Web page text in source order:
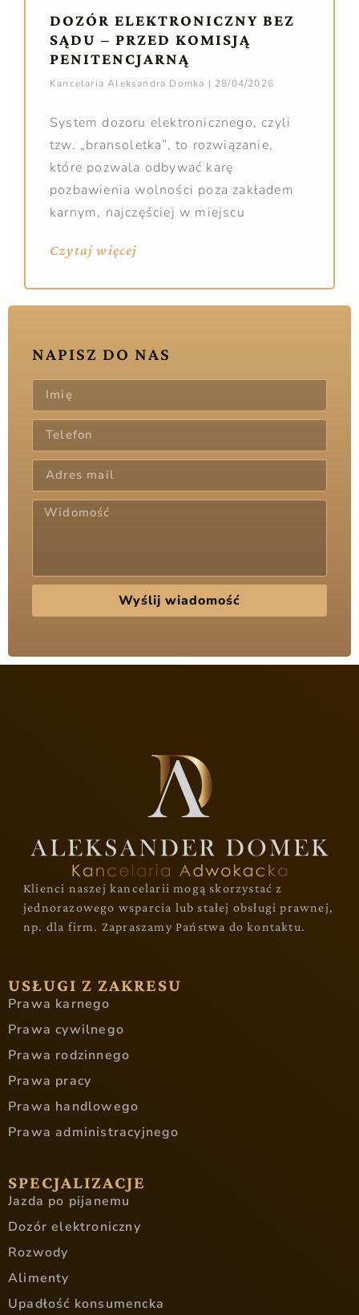
DOZÓR ELEKTRONICZNY BEZ
SĄDU – PRZED KOMISJĄ
PENITENCJARNĄ
Kancelaria Aleksandra Domka 28/04/2026
System dozoru elektronicznego, czyli
tzw. „bransoletka”, to rozwiązanie,
które pozwala odbywać karę
pozbawienia wolności poza zakładem
karnym, najczęściej w miejscu
Czytaj więcej
NAPISZ DO NAS
Wyślij wiadomość
Klienci naszej kancelarii mogą skorzystać z
jednorazowego wsparcia lub stałej obsługi prawnej,
np. dla firm. Zapraszamy Państwa do kontaktu.
USŁUGI Z ZAKRESU
Prawa karnego
Prawa cywilnego
Prawa rodzinnego
Prawa pracy
Prawa handlowego
Prawa administracyjnego
SPECJALIZACJE
Jazda po pijanemu
Dozór elektroniczny
Rozwody
Alimenty
Upadłość konsumencka